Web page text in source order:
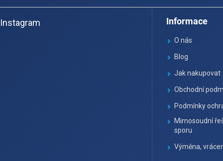
á
pInstagram Informace
O nás
Blog
Jak nakupovat
Obchodní
Podmínky
Mimosoudní
sporu
Výměna,